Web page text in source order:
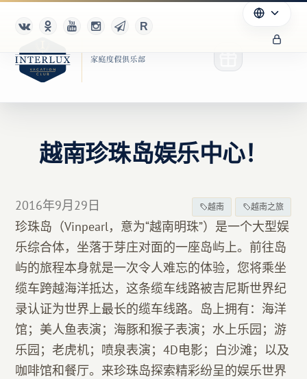
俱乐部
合作伙伴
Благотворительность
越南珍珠岛娱乐中心！
2016年9月29日 越南 越南之旅
珍珠岛（Vinpearl，意为“越南明珠”）是一个大型娱
乐综合体，坐落于芽庄对面的一座岛屿上。前往岛
屿的旅程本身就是一次令人难忘的体验，您将乘坐
缆车跨越海洋抵达，这条缆车线路被吉尼斯世界纪
录认证为世界上最长的缆车线路。岛上拥有：海洋
馆；美人鱼表演；海豚和猴子表演；水上乐园；游
乐园；老虎机；喷泉表演；4D电影；白沙滩；以及
咖啡馆和餐厅。来珍珠岛探索精彩纷呈的娱乐世界